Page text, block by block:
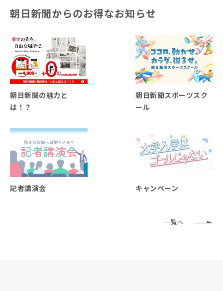
朝日新聞からのお得なお知らせ
朝日新聞の魅力と
は！？
朝日新聞スポーツスク
ール
記者講演会 キャンペーン
一覧へ